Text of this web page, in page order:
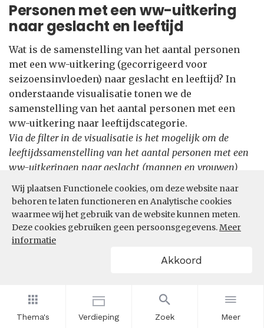
Thema's Verdieping Zoek Meer
Wij plaatsen Functionele cookies, om deze website naar
behoren te laten functioneren en Analytische cookies
waarmee wij het gebruik van de website kunnen meten.
Deze cookies gebruiken geen persoonsgegevens.Meer
informatie
Akkoord
Personen met een ww-uitkering
naar geslacht en leeftijd
Wat is de samenstelling van het aantal personen
met een ww-uitkering (gecorrigeerd voor
seizoensinvloeden) naar geslacht en leeftijd? In
onderstaande visualisatie tonen we de
samenstelling van het aantal personen met een
ww-uitkering naar leeftijdscategorie.
Via de filter in de visualisatie is het mogelijk om de
leeftijdssamenstelling van het aantal personen met een
ww-uitkeringen naar geslacht (mannen en vrouwen)
inzichtelijk te maken.
Filters